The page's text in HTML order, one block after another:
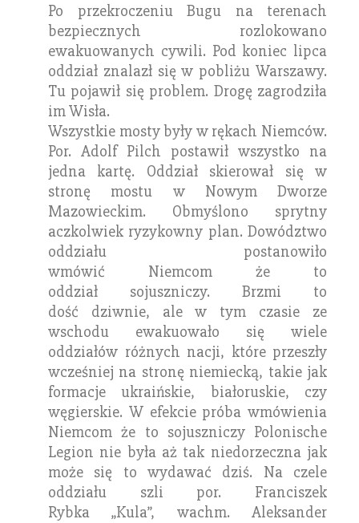
Po przekroczeniu Bugu na terenach
bezpiecznych rozlokowano
ewakuowanych cywili. Pod koniec lipca
oddział znalazł się w pobliżu Warszawy.
Tu pojawił się problem. Drogę zagrodziła
im Wisła.
Wszystkie mosty były w rękach Niemców.
Por. Adolf Pilch postawił wszystko na
jedna kartę. Oddział skierował się w
stronę mostu w Nowym Dworze
Mazowieckim. Obmyślono sprytny
aczkolwiek ryzykowny plan. Dowództwo
oddziału postanowiło
wmówić Niemcom że to
oddział sojuszniczy. Brzmi to
dość dziwnie, ale w tym czasie ze
wschodu ewakuowało się wiele
oddziałów różnych nacji, które przeszły
wcześniej na stronę niemiecką, takie jak
formacje ukraińskie, białoruskie, czy
węgierskie. W efekcie próba wmówienia
Niemcom że to sojuszniczy Polonische
Legion nie była aż tak niedorzeczna jak
może się to wydawać dziś. Na czele
oddziału szli por. Franciszek
Rybka „Kula”, wachm. Aleksander